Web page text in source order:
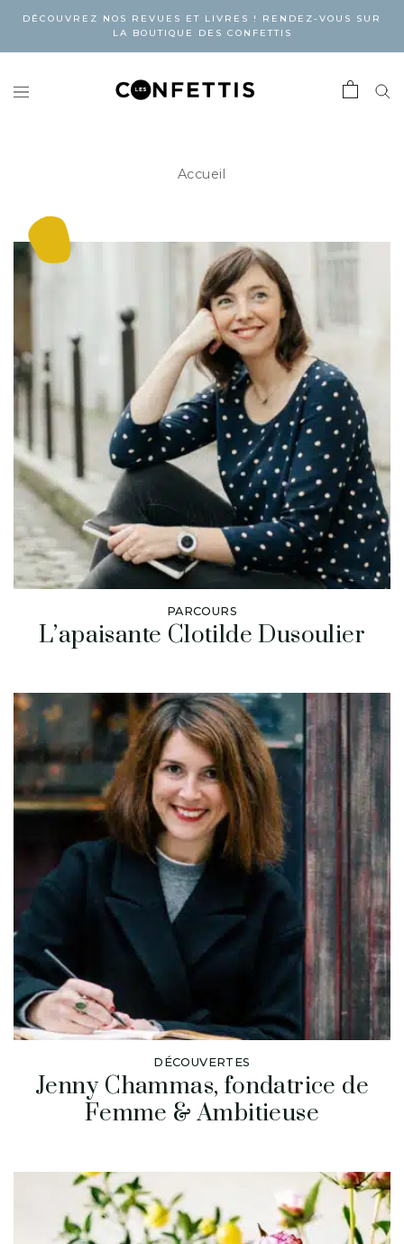
DÉCOUVREZ NOS REVUES ET LIVRES ! RENDEZ-VOUS SUR
LA BOUTIQUE DES CONFETTIS
Accueil
PARCOURS
L’apaisante Clotilde Dusoulier
DÉCOUVERTES
Jenny Chammas, fondatrice de
Femme & Ambitieuse